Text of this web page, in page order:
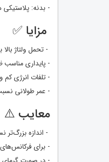
- بدنه: پلاستیکی
مزایا ✅
- تحمل ولتاژ
- پایداری
- تلفات انرژی کم
- عمر طولانی
معایب ⚠️
- اندازه
- برای